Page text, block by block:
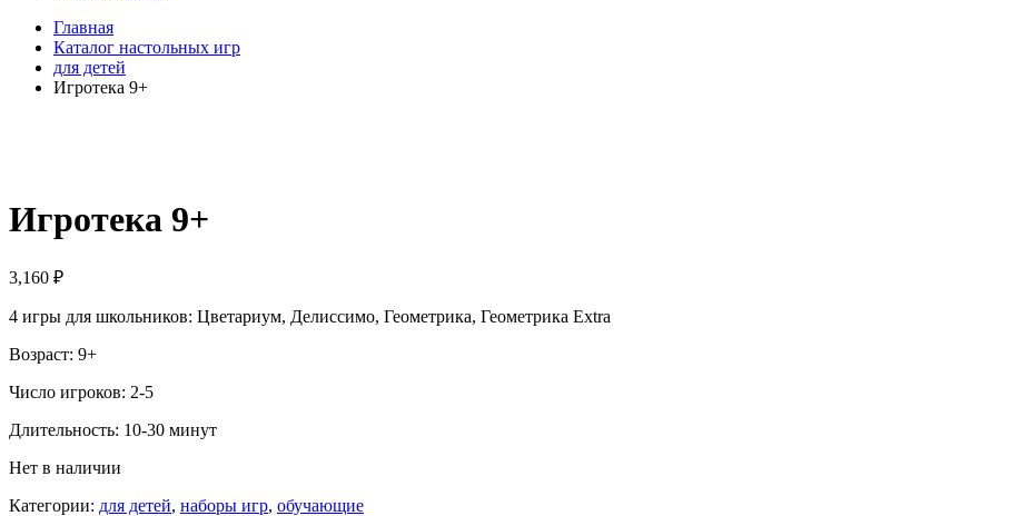
Главная
Каталог настольных игр
для детей
Игротека 9+
Игротека 9+
3,160 ₽
4 игры для школьников: Цветариум, Делиссимо, Геометрика, Геометрика Extra
Возраст: 9+
Число игроков: 2-5
Длительность: 10-30 минут
Нет в наличии
Категории: для детей, наборы игр, обучающие